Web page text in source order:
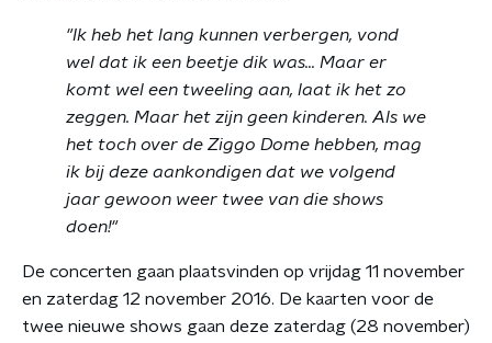
"Ik heb het lang kunnen verbergen, vond
wel dat ik een beetje dik was... Maar er
komt wel een tweeling aan, laat ik het zo
zeggen. Maar het zijn geen kinderen. Als we
het toch over de Ziggo Dome hebben, mag
ik bij deze aankondigen dat we volgend
jaar gewoon weer twee van die shows
doen!"
De concerten gaan plaatsvinden op vrijdag 11 november
en zaterdag 12 november 2016. De kaarten voor de
twee nieuwe shows gaan deze zaterdag (28 november)